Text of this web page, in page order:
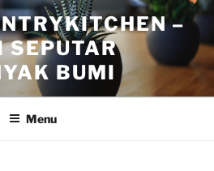
–
SEPUTAR
BUMI
Menu